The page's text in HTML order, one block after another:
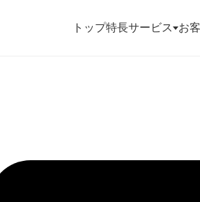
トップ特長サービス お